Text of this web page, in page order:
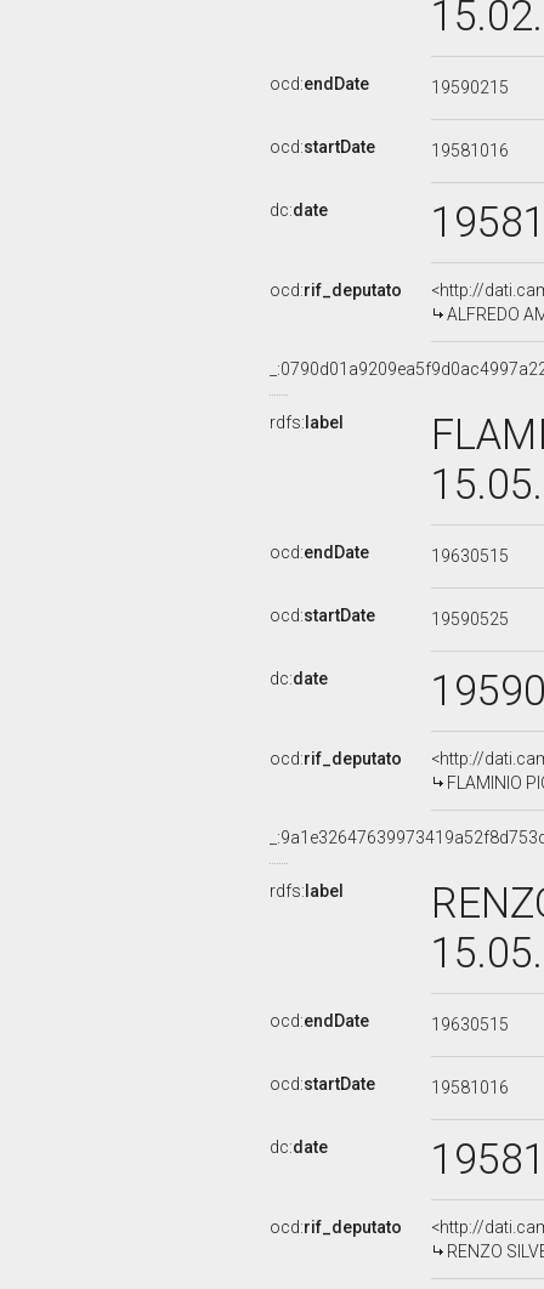
ocd:endDate 19590215
ocd:startDate 19581016
dc:date
ocd:rif_deputato
<http://
ALFREDO
rdfs: label
ocd:endDate 19630515
ocd:startDate 19590525
dc:date
ocd:rif_deputato
<http://
FLAMINIO
rdfs: label
ocd:endDate 19630515
ocd:startDate 19581016
dc:date
ocd:rif_deputato
<http://
RENZO